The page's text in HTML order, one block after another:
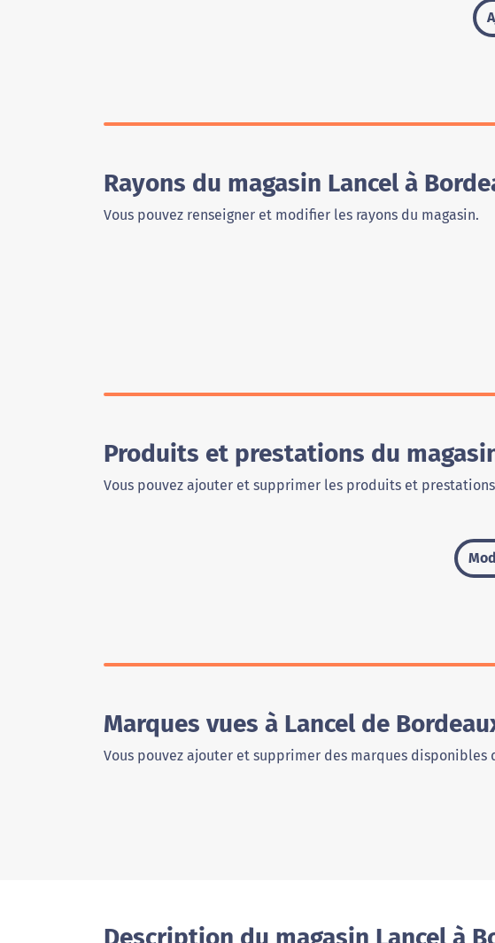
Rayons du magasin Lancel à
Vous pouvez renseigner et modifier les rayons du magasin.
Produits et prestations du
Vous pouvez ajouter et supprimer les produits et
Marques vues à Lancel de
Vous pouvez ajouter et supprimer des marques disponibles